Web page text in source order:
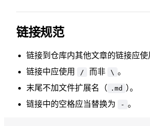
链接规范
链接到仓库内其他文章的链接应使
链接中应使用
/ 而非 \ 。
末尾不加文件扩展名（
.md ）
。
链接中的空格应当替换为
- 。